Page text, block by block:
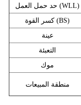
حد حمل العمل (WLL)
كسر القوة (BS)
عينة
التعبئة
موك
منطقة المبيعات